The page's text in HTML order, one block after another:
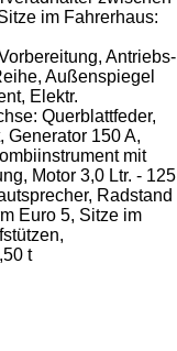
im Fahrerhaus:
Antriebs-
Außenspiegel
Elektr.
Querblattfeder,
Generator 150 A,
mit
Motor 3,0 Ltr. - 125
Radstand
Euro 5, Sitze im
t